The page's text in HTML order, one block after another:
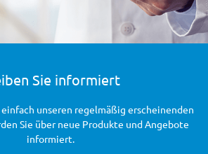
Sie informiert
unseren regelmäßig erscheinenden
Sie über neue Produkte und Angebote
informiert.